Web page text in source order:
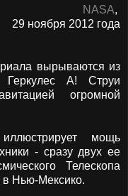
NASA,
29 ноября 2012 года
вырываются из
Геркулес А! Струи
огромной
мощь
- сразу двух ее
Телескопа
Нью-Мексико.